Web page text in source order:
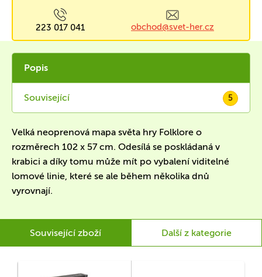
223 017 041 obchod@svet-her.cz
Popis
Související 5
Velká neoprenová mapa světa hry Folklore o
rozměrech 102 x 57 cm. Odesílá se poskládaná v
krabici a díky tomu může mít po vybalení viditelné
lomové linie, které se ale během několika dnů
vyrovnají.
Související zboží Další z kategorie